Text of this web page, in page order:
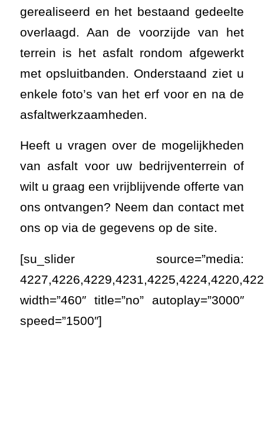
gerealiseerd en het bestaand gedeelte
overlaagd. Aan de voorzijde van het
terrein is het asfalt rondom afgewerkt
met opsluitbanden. Onderstaand ziet u
enkele foto’s van het erf voor en na de
asfaltwerkzaamheden.
Heeft u vragen over de mogelijkheden
van asfalt voor uw bedrijventerrein of
wilt u graag een vrijblijvende offerte van
ons ontvangen? Neem dan contact met
ons op via de gegevens op de site.
[su_slider source=”media:
width=”460″ title=”no” autoplay=”3000″
speed=”1500″]